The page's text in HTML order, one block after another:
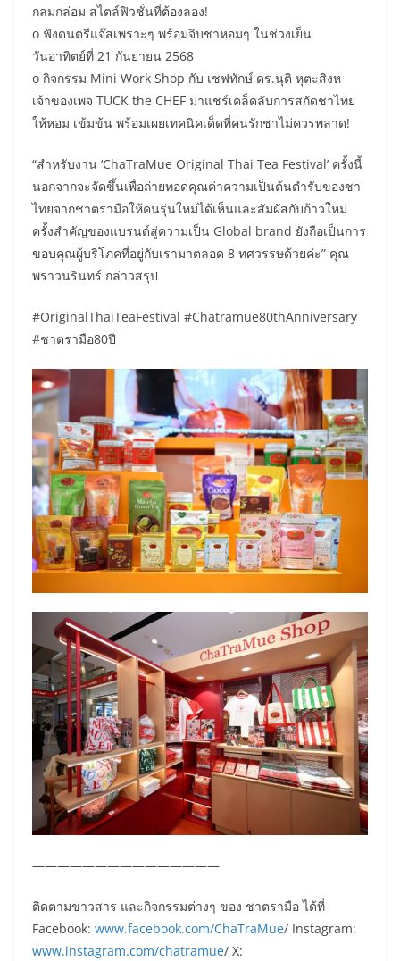
กลมกล่อม สไตล์ฟิวชั่นที่ต้องลอง!
o ฟังดนตรีแจ๊สเพราะๆ พร้อมจิบชาหอมๆ ในช่วงเย็น
วันอาทิตย์ที่ 21 กันยายน 2568
o กิจกรรม Mini Work Shop กับ เชฟทักษ์ ดร.นุติ หุตะสิงห
เจ้าของเพจ TUCK the CHEF มาแชร์เคล็ดลับการสกัดชาไทย
ให้หอม เข้มข้น พร้อมเผยเทคนิคเด็ดที่คนรักชาไม่ควรพลาด!
“สำหรับงาน ‘ChaTraMue Original Thai Tea Festival’ ครั้งนี้
นอกจากจะจัดขึ้นเพื่อถ่ายทอดคุณค่าความเป็นต้นตำรับของชา
ไทยจากชาตรามือให้คนรุ่นใหม่ได้เห็นและสัมผัสกับก้าวใหม่
ครั้งสำคัญของแบรนด์สู่ความเป็น Global brand ยังถือเป็นการ
ขอบคุณผู้บริโภคที่อยู่กับเรามาตลอด 8 ทศวรรษด้วยค่ะ” คุณ
พราวนรินทร์ กล่าวสรุป
#OriginalThaiTeaFestival #Chatramue80thAnniversary
#ชาตรามือ80ปี
———————————————
ติดตามข่าวสาร และกิจกรรมต่างๆ ของ ชาตรามือ ได้ที่
Facebook: www.facebook.com/ChaTraMue/ Instagram:
www.instagram.com/chatramue/ X: